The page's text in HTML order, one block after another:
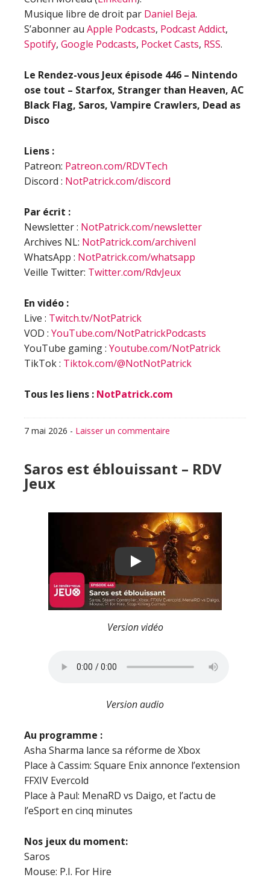
Musique libre de droit par Daniel Beja.
S’abonner au Apple Podcasts, Podcast Addict,
Spotify, Google Podcasts, Pocket Casts, RSS.
Le Rendez-vous Jeux épisode 446 – Nintendo
ose tout – Starfox, Stranger than Heaven, AC
Black Flag, Saros, Vampire Crawlers, Dead as
Disco
Liens :
Patreon: Patreon.com/RDVTech
Discord : NotPatrick.com/discord
Par écrit :
Newsletter : NotPatrick.com/newsletter
Archives NL: NotPatrick.com/archivenl
WhatsApp : NotPatrick.com/whatsapp
Veille Twitter: Twitter.com/RdvJeux
En vidéo :
Live : Twitch.tv/NotPatrick
VOD : YouTube.com/NotPatrickPodcasts
YouTube gaming : Youtube.com/NotPatrick
TikTok : Tiktok.com/@NotNotPatrick
Tous les liens : NotPatrick.com
7 mai 2026 - Laisser un commentaire
Saros est éblouissant – RDV
Jeux
Play
Version vidéo
Version audio
Au programme :
Asha Sharma lance sa réforme de Xbox
Place à Cassim: Square Enix annonce l’extension
FFXIV Evercold
Place à Paul: MenaRD vs Daigo, et l’actu de
l’eSport en cinq minutes
Nos jeux du moment:
Saros
Mouse: P.I. For Hire